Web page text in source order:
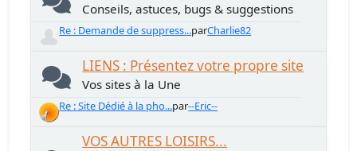
Conseils, astuces, bugs & suggestions
Re : Demande de suppress...parCharlie82
LIENS : Présentez votre propre site
Vos sites à la Une
Re : Site Dédié à la pho...par--Eric--
VOS AUTRES LOISIRS...